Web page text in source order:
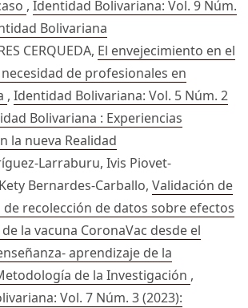
, Identidad Bolivariana: Vol. 9 Núm.
Bolivariana
CERQUEDA, El envejecimiento en el
necesidad de profesionales en
, Identidad Bolivariana: Vol. 5 Núm. 2
Bolivariana : Experiencias
la nueva Realidad
Larraburu, Ivis Piovet-
Bernardes-Carballo, Validación de
recolección de datos sobre efectos
la vacuna CoronaVac desde el
aprendizaje de la
de la Investigación ,
Vol. 7 Núm. 3 (2023):